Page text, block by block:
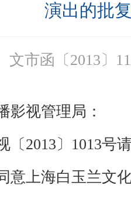
演出的批
文市函〔2013〕
影视管理局：
2013〕1013号
上海白玉兰文化